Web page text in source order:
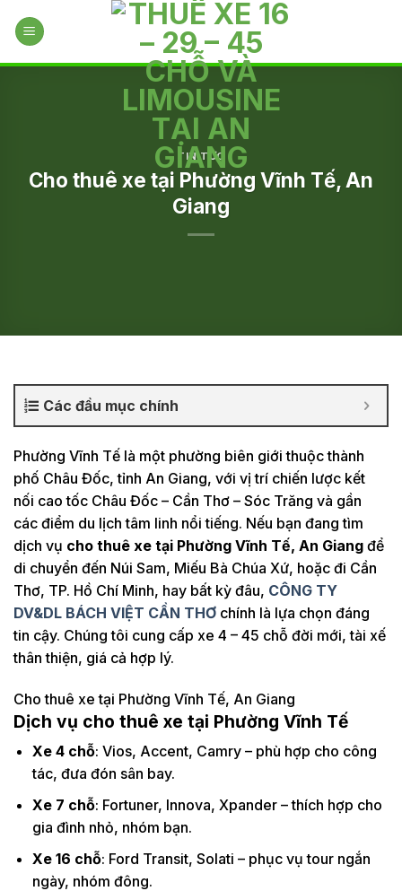
TIN TỨC
Cho thuê xe tại Phường Vĩnh Tế, An
Giang
Các đầu mục chính
Phường Vĩnh Tế là một phường biên giới thuộc thành
phố Châu Đốc, tỉnh An Giang, với vị trí chiến lược kết
nối cao tốc Châu Đốc – Cần Thơ – Sóc Trăng và gần
các điểm du lịch tâm linh nổi tiếng. Nếu bạn đang tìm
dịch vụ cho thuê xe tại Phường Vĩnh Tế, An Giang để
di chuyển đến Núi Sam, Miếu Bà Chúa Xứ, hoặc đi Cần
Thơ, TP. Hồ Chí Minh, hay bất kỳ đâu, CÔNG TY
DV&DL BÁCH VIỆT CẦN THƠ chính là lựa chọn đáng
tin cậy. Chúng tôi cung cấp xe 4 – 45 chỗ đời mới, tài xế
thân thiện, giá cả hợp lý.
Cho thuê xe tại Phường Vĩnh Tế, An Giang
Dịch vụ cho thuê xe tại Phường Vĩnh Tế
Xe 4 chỗ: Vios, Accent, Camry – phù hợp cho công
tác, đưa đón sân bay.
Xe 7 chỗ: Fortuner, Innova, Xpander – thích hợp cho
gia đình nhỏ, nhóm bạn.
Xe 16 chỗ: Ford Transit, Solati – phục vụ tour ngắn
ngày, nhóm đông.